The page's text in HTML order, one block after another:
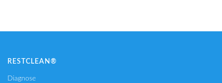
RESTCLEAN®
Diagnose